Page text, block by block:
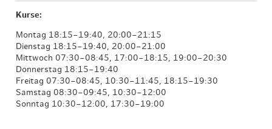
Kurse:
Montag 18:15–19:40, 20:00–21:15
Dienstag 18:15–19:40, 20:00–21:00
Mittwoch 07:30–08:45, 17:00–18:15, 19:00–20:30
Donnerstag 18:15–19:40
Freitag 07:30–08:45, 10:30–11:45, 18:15–19:30
Samstag 08:30–09:45, 10:30–12:00
Sonntag 10:30–12:00, 17:30–19:00